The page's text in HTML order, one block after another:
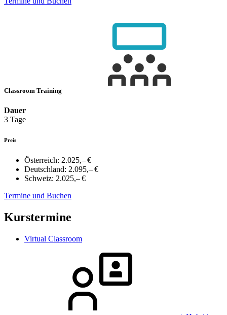
Classroom Training
Dauer
3 Tage
Preis
Österreich: 2.025,– €
Deutschland: 2.095,– €
Schweiz: 2.025,– €
Termine und Buchen
Kurstermine
Virtual Classroom